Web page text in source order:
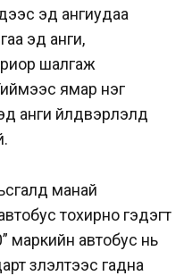
эд ангиудаа
эд анги,
шалгаж
ямар нэг
анги үйлдвэрлэлд
манай
тохирно гэдэгт
маркийн автобус нь
үзүүлэлтээс гадна